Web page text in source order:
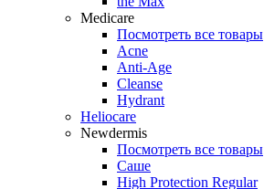
Medicare
Посмотреть все товары
Acne
Anti‑Age
Cleanse
Hydrant
Heliocare
Newdermis
Посмотреть все товары
Саше
High Protection Regular